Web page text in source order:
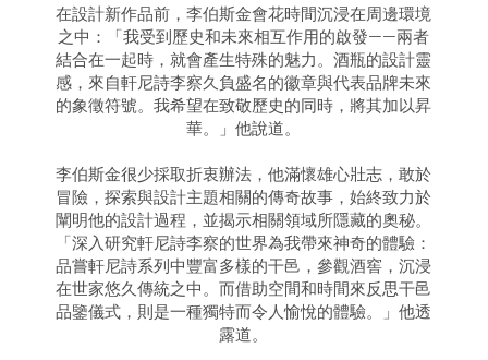
在設計新作品前，李伯斯金會花時間沉浸在周邊環境
之中：「我受到歷史和未來相互作用的啟發——兩者
結合在一起時，就會產生特殊的魅力。酒瓶的設計靈
感，來自軒尼詩李察久負盛名的徽章與代表品牌未來
的象徵符號。我希望在致敬歷史的同時，將其加以昇
華。」他說道。
李伯斯金很少採取折衷辦法，他滿懷雄心壯志，敢於
冒險，探索與設計主題相關的傳奇故事，始終致力於
闡明他的設計過程，並揭示相關領域所隱藏的奧秘。
「深入研究軒尼詩李察的世界為我帶來神奇的體驗：
品嘗軒尼詩系列中豐富多樣的干邑，參觀酒窖，沉浸
在世家悠久傳統之中。而借助空間和時間來反思干邑
品鑒儀式，則是一種獨特而令人愉悅的體驗。」他透
露道。